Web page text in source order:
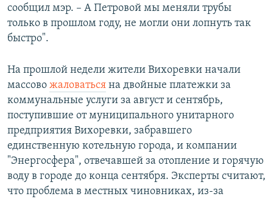
сообщил мэр. – А Петровой мы меняли трубы
только в прошлом году, не могли они лопнуть так
быстро".
На прошлой недели жители Вихоревки начали
массово жаловаться на двойные платежки за
коммунальные услуги за август и сентябрь,
поступившие от муниципального унитарного
предприятия Вихоревки, забравшего
единственную котельную города, и компании
"Энергосфера", отвечавшей за отопление и горячую
воду в городе до конца сентября. Эксперты считают,
что проблема в местных чиновниках, из-за